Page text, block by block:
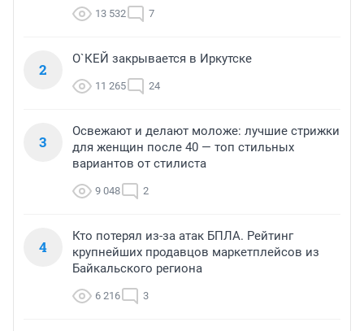
13 532 7
2
О`КЕЙ закрывается в Иркутске
11 265 24
3
Освежают и делают моложе: лучшие стрижки
для женщин после 40 — топ стильных
вариантов от стилиста
9 048 2
4
Кто потерял из-за атак БПЛА. Рейтинг
крупнейших продавцов маркетплейсов из
Байкальского региона
6 216 3